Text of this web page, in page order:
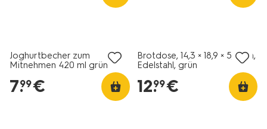
Joghurtbecher zum
Mitnehmen 420 ml grün
7.
99€
Brotdose, 14,3 × 18,9 × 5,8 cm,
Edelstahl, grün
12.
99€